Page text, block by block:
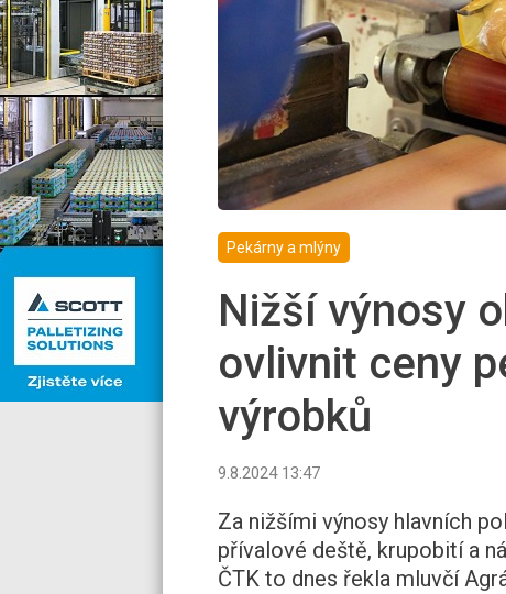
Pekárny a mlýny
Nižší výnosy
ovlivnit ceny
výrobků
9.8.2024 13:47
Za nižšími výnosy hlavních
přívalové deště, krupobití a
ČTK to dnes řekla mluvčí